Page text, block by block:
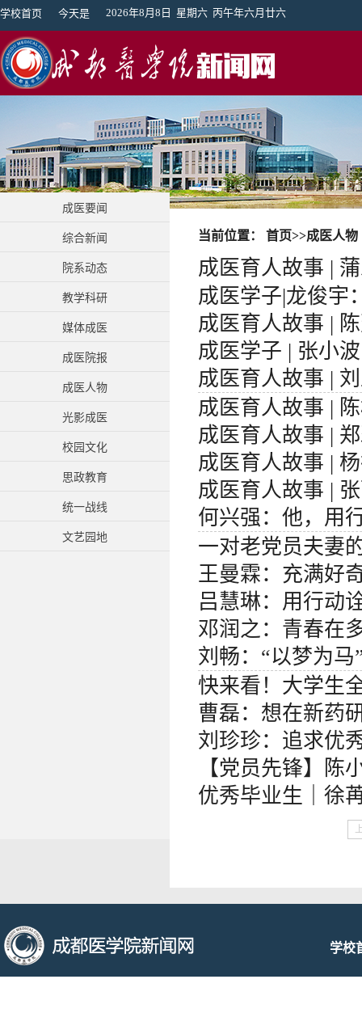
学校首页 今天是 2026年8月8日 星期六 丙午年六月廿六
成医要闻
综合新闻
院系动态
教学科研
媒体成医
成医院报
成医人物
光影成医
校园文化
思政教育
统一战线
文艺园地
当前位置： 首页>>成医人物
成医育人故事 |
成医学子|龙俊宇
成医育人故事 |
成医学子 | 张小
成医育人故事 |
成医育人故事 |
成医育人故事 |
成医育人故事 |
成医育人故事 |
何兴强：他，用
一对老党员夫妻
王曼霖：充满好
吕慧琳：用行动
邓润之：青春在
刘畅：“以梦为马
快来看！大学生
曹磊：想在新药
刘珍珍：追求优
【党员先锋】陈
优秀毕业生｜徐
学校